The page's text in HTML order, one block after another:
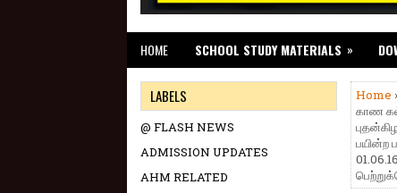
HOME SCHOOL STUDY MATERIALS »
Home
காண
பயின்ற
LABELS
@ FLASH NEWS
ADMISSION UPDATES
AHM RELATED